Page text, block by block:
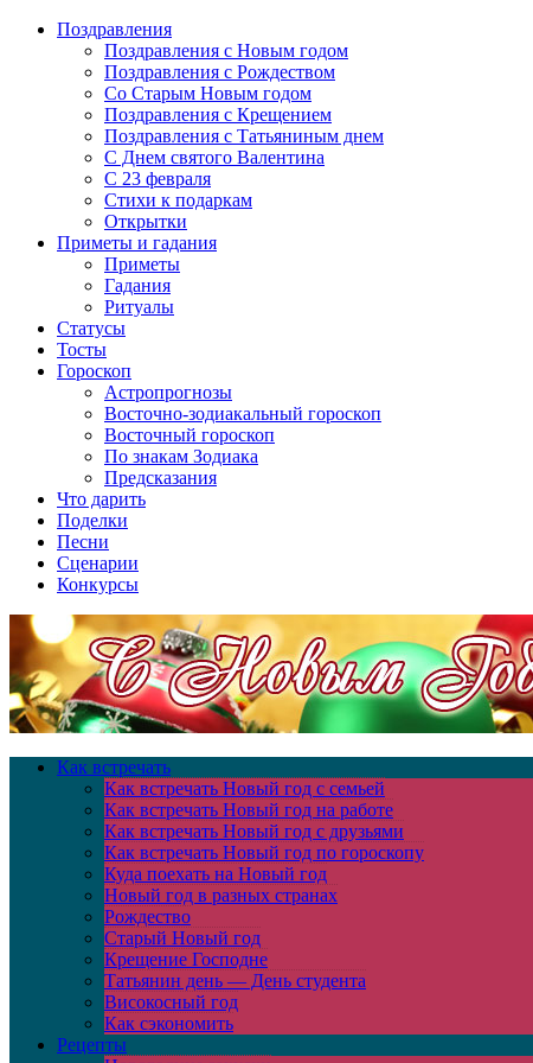
Поздравления
Поздравления с Новым годом
Поздравления с Рождеством
Со Старым Новым годом
Поздравления с Крещением
Поздравления с Татьяниным днем
С Днем святого Валентина
C 23 февраля
Стихи к подаркам
Открытки
Приметы и гадания
Приметы
Гадания
Ритуалы
Статусы
Тосты
Гороскоп
Астропрогнозы
Восточно-зодиакальный гороскоп
Восточный гороскоп
По знакам Зодиака
Предсказания
Что дарить
Поделки
Песни
Сценарии
Конкурсы
Как встречать
Как встречать Новый год с семьей
Как встречать Новый год на работе
Как встречать Новый год с друзьями
Как встречать Новый год по гороскопу
Куда поехать на Новый год
Новый год в разных странах
Рождество
Старый Новый год
Крещение Господне
Татьянин день — День студента
Високосный год
Как сэкономить
Рецепты